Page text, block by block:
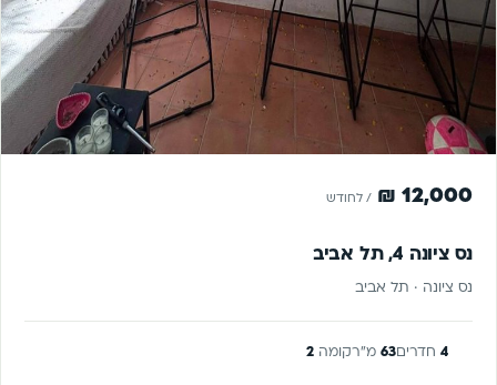
12,000 ₪ / לחודש
נס ציונה 4, תל אביב
נס ציונה · תל אביב
4 חדרים63 מ"רקומה2